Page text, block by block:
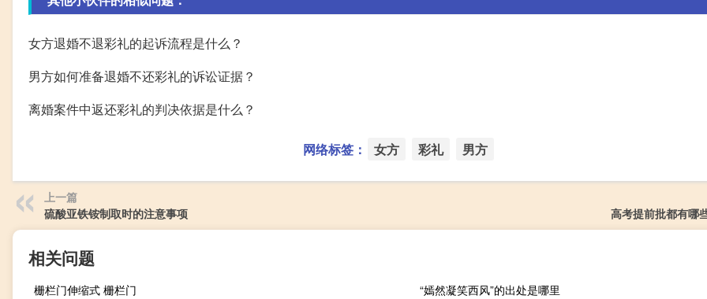
女方退婚不退彩礼的起诉流程是什么？
男方如何准备退婚不还彩礼的诉讼证据？
离婚案件中返还彩礼的判决依据是什么？
网络标签： 女方 彩礼 男方
上一篇
硫酸亚铁铵制取时的注意事项
高考提前批都有哪
相关问题
栅栏门伸缩式 栅栏门
“嫣然凝笑西风”的出处是哪里